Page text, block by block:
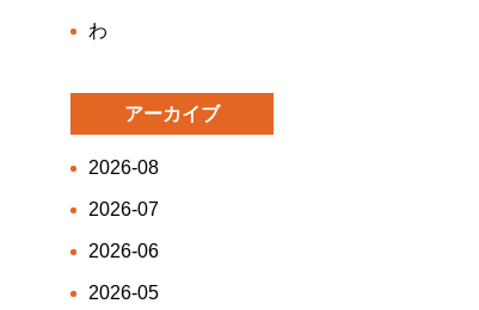
わ
アーカイブ
2026-08
2026-07
2026-06
2026-05